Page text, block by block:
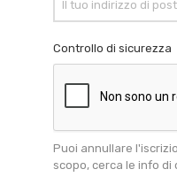
Controllo di sicurezza
Puoi annullare
scopo, cerca le info di